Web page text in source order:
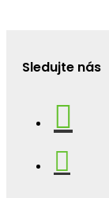
Sledujte nás